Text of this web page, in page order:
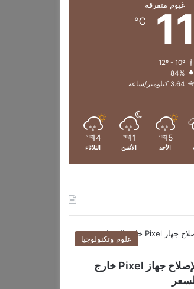
غيوم متفرقة
11
℃
12º - 10º
84%
3.64 كيلومتر/ساعة
15
℃
الأحد
11
℃
الأثنين
14
℃
الثلاثاء
علوم وتكنولوجيا
لقد حان الوقت لإصلاح جهاز Pixel خارج